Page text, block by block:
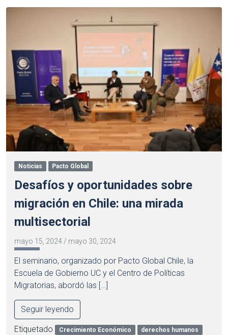
Noticias Pacto Global
Desafíos y oportunidades sobre
migración en Chile: una mirada
multisectorial
mayo 15, 2024 / mayo 30, 2024
El seminario, organizado por Pacto Global Chile, la
Escuela de Gobierno UC y el Centro de Políticas
Migratorias, abordó las […]
Seguir leyendo
Etiquetado Crecimiento Económico
derechos humanos